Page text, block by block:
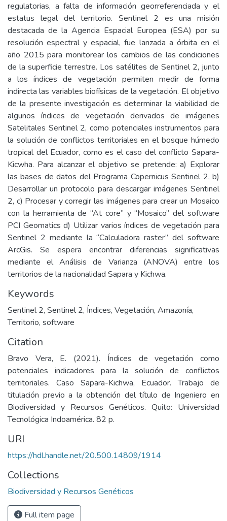
regulatorias, a falta de información georreferenciada y el
estatus legal del territorio. Sentinel 2 es una misión
destacada de la Agencia Espacial Europea (ESA) por su
resolución espectral y espacial, fue lanzada a órbita en el
año 2015 para monitorear los cambios de las condiciones
de la superficie terrestre. Los satélites de Sentinel 2, junto
a los índices de vegetación permiten medir de forma
indirecta las variables biofísicas de la vegetación. El objetivo
de la presente investigación es determinar la viabilidad de
algunos índices de vegetación derivados de imágenes
Satelitales Sentinel 2, como potenciales instrumentos para
la solución de conflictos territoriales en el bosque húmedo
tropical del Ecuador, como es el caso del conflicto Sapara-
Kicwha. Para alcanzar el objetivo se pretende: a) Explorar
las bases de datos del Programa Copernicus Sentinel 2, b)
Desarrollar un protocolo para descargar imágenes Sentinel
2, c) Procesar y corregir las imágenes para crear un Mosaico
con la herramienta de “At core” y “Mosaico” del software
PCI Geomatics d) Utilizar varios índices de vegetación para
Sentinel 2 mediante la “Calculadora raster” del software
ArcGis. Se espera encontrar diferencias significativas
mediante el Análisis de Varianza (ANOVA) entre los
territorios de la nacionalidad Sapara y Kichwa.
Keywords
Sentinel 2, Sentinel 2, Índices, Vegetación, Amazonía,
Territorio, software
Citation
Bravo Vera, E. (2021). Índices de vegetación como
potenciales indicadores para la solución de conflictos
territoriales. Caso Sapara-Kichwa, Ecuador. Trabajo de
titulación previo a la obtención del título de Ingeniero en
Biodiversidad y Recursos Genéticos. Quito: Universidad
Tecnológica Indoamérica. 82 p.
URI
https://hdl.handle.net/20.500.14809/1914
Collections
Biodiversidad y Recursos Genéticos
Full item page